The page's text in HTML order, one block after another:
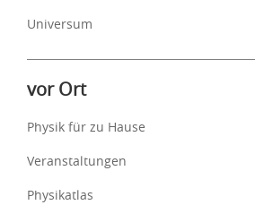
Universum
vor Ort
Physik für zu Hause
Veranstaltungen
Physikatlas